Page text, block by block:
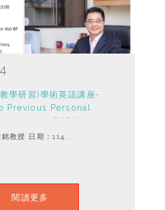
學研習)學術英語講座-
Previous Personal
in CYCU
教授 日期：114...
閱讀更多